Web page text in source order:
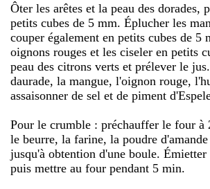
Ôter les arêtes et la peau des dorades,
petits cubes de 5 mm. Éplucher les
couper également en petits cubes de 5
oignons rouges et les ciseler en petits
peau des citrons verts et prélever le
daurade, la mangue, l'oignon rouge,
assaisonner de sel et de piment
Pour le crumble : préchauffer le four à
le beurre, la farine, la poudre
jusqu'à obtention d'une boule. Émietter
puis mettre au four pendant 5 min.